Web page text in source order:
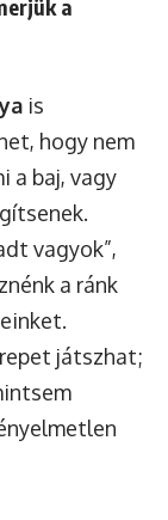
a
is
hogy nem
a baj, vagy
vagyok”,
a ránk
játszhat;